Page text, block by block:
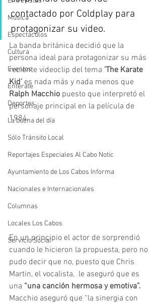
Música
Espectáculos
Cultura
Eventos
Entérate
Deportes
La buena del día
Sólo Tránsito Local
Reportajes Especiales Al Cabo Notic
Ayuntamiento de Los Cabos Informa
Nacionales e Internacionales
Columnas
Locales Los Cabos
Servicio Social
contactado por Coldplay para
protagonizar su video.
La banda británica decidió que la
persona ideal para protagonizar su más
reciente videoclip del tema 'The Karate
Kid' es nada más y nada menos que
Ralph Macchio puesto que interpretó el
personaje principal en la película de
1984.
En un principio el actor de sorprendió
cuando le hicieron la propuesta, pero no
pudo decir que no, puesto que Chris
Martin, el vocalista,  le aseguró que es
una “una canción hermosa y emotiva”.
Macchio aseguró que “la sinergia con